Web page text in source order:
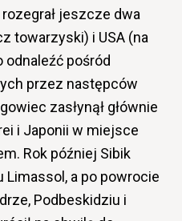
jeszcze dwa
towarzyski) i USA (na
odnaleźć pośród
przez następców
zasłynął głównie
i Japonii w miejsce
Rok później Sibik
Limassol, a po powrocie
Podbeskidziu i